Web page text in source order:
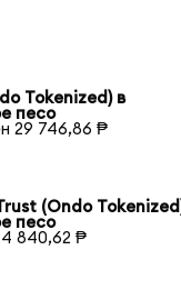
Tokenized) в
песо
29 746,86 ₱
(Ondo
песо
4 840,62 ₱